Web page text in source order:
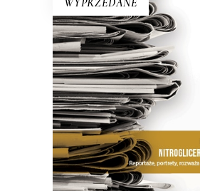
WYPRZEDANE
NITROGLICERYNA
Jak zauważa
z esejów, warto
między pisaniem
„obrzydliwie